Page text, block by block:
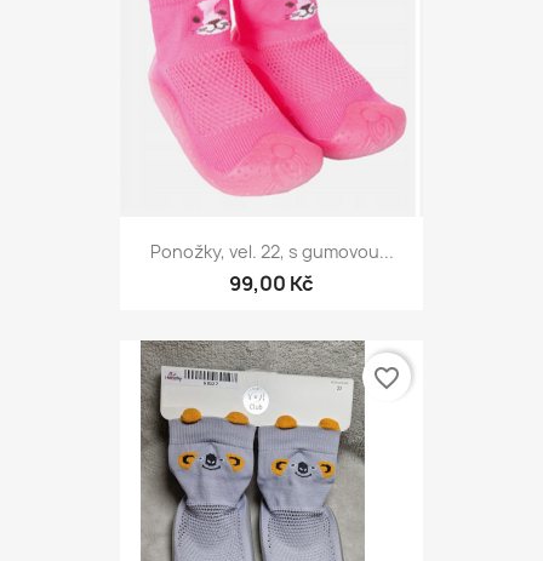
Ponožky, vel. 22, s gumovou...
99,00 Kč
favorite_border